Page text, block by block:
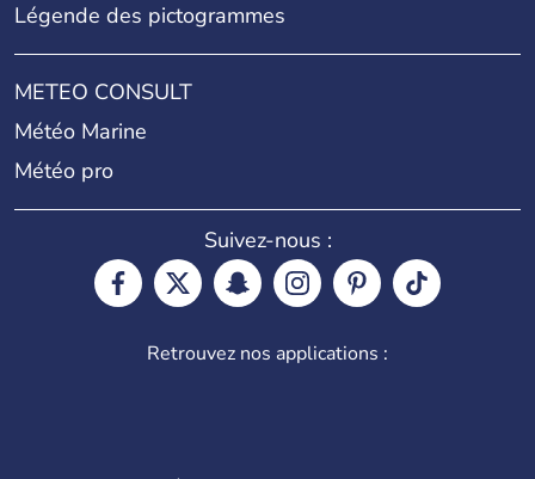
Légende des pictogrammes
METEO CONSULT
Météo Marine
Météo pro
Suivez-nous :
Retrouvez nos applications :